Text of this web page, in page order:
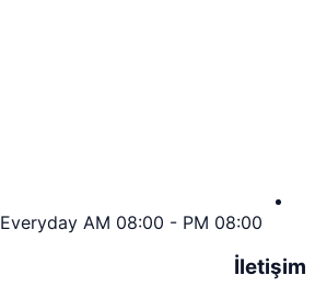
Everyday AM 08:00 - PM 08:00
İletişim